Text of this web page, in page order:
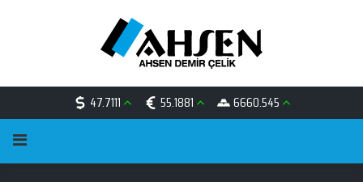
47.7111 55.1881 6660.545